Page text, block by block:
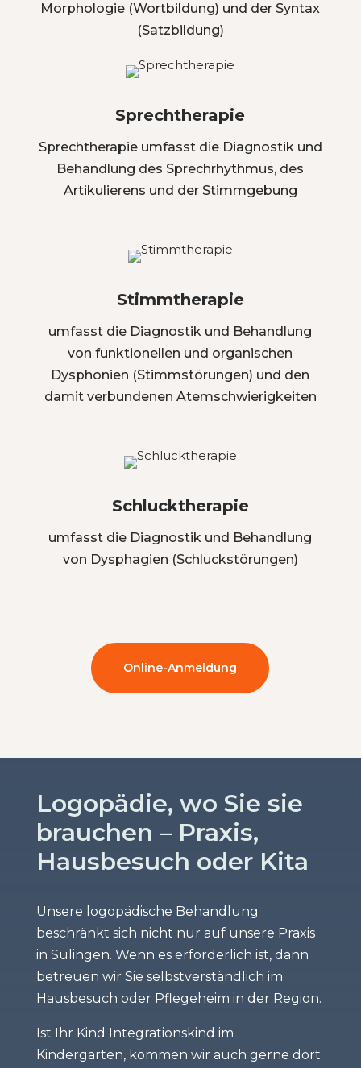
Morphologie (Wortbildung) und der Syntax
(Satzbildung)
Sprechtherapie
Sprechtherapie umfasst die Diagnostik und
Behandlung des Sprechrhythmus, des
Artikulierens und der Stimmgebung
Stimmtherapie
umfasst die Diagnostik und Behandlung
von funktionellen und organischen
Dysphonien (Stimmstörungen) und den
damit verbundenen Atemschwierigkeiten
Schlucktherapie
umfasst die Diagnostik und Behandlung
von Dysphagien (Schluckstörungen)
Online-Anmeldung
Logopädie, wo Sie sie
brauchen – Praxis,
Hausbesuch oder Kita
Unsere logopädische Behandlung
beschränkt sich nicht nur auf unsere Praxis
in Sulingen. Wenn es erforderlich ist, dann
betreuen wir Sie selbstverständlich im
Hausbesuch oder Pflegeheim in der Region.
Ist Ihr Kind Integrationskind im
Kindergarten, kommen wir auch gerne dort